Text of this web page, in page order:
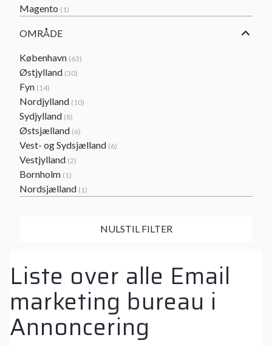
Magento (1)
OMRÅDE
København (63)
Østjylland (30)
Fyn (14)
Nordjylland (10)
Sydjylland (8)
Østsjælland (6)
Vest- og Sydsjælland (6)
Vestjylland (2)
Bornholm (1)
Nordsjælland (1)
NULSTIL FILTER
Liste over alle Email
marketing bureau i
Annoncering